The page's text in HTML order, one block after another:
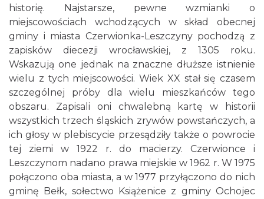
historię. Najstarsze, pewne wzmianki o
miejscowościach wchodzących w skład obecnej
gminy i miasta Czerwionka-Leszczyny pochodzą z
zapisków diecezji wrocławskiej, z 1305 roku.
Wskazują one jednak na znaczne dłuższe istnienie
wielu z tych miejscowości. Wiek XX stał się czasem
szczególnej próby dla wielu mieszkańców tego
obszaru. Zapisali oni chwalebną kartę w historii
wszystkich trzech śląskich zrywów powstańczych, a
ich głosy w plebiscycie przesądziły także o powrocie
tej ziemi w 1922 r. do macierzy. Czerwionce i
Leszczynom nadano prawa miejskie w 1962 r. W 1975
połączono oba miasta, a w 1977 przyłączono do nich
gminę Bełk, sołectwo Książenice z gminy Ochojec